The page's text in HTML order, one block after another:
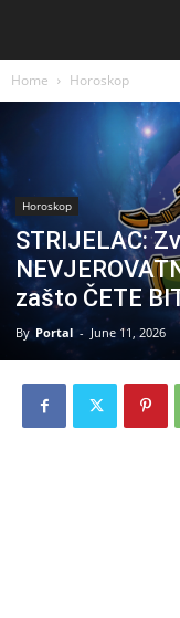
Home Horoskop
Horoskop
STRIJELAC:
zašto ČETE
By Portal - June 11, 2026